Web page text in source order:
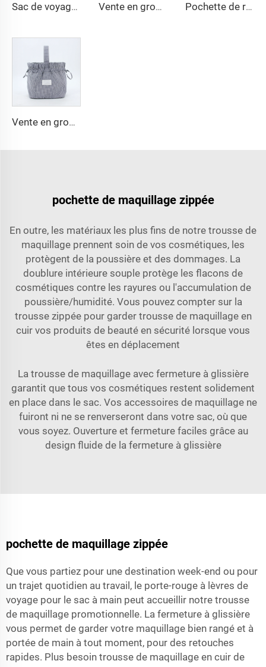
Sac de voyage personnalisable avec logo, sac étanche pour week-end, bagage cabine, sac fourre-tout pour femmes, sac de sport ou de gym pour hommes Vente en gros de sacs de plage imperméables, grande capacité, sacs de week-end, sacs de gym pour homme, sacs de voyage pour femmes, sac de voyage personnalisé unisexe Pochette de rangement en velours avec logo imprimé en relief personnalisé pour bijoux, grand sac-cadeau à cordon de serrage pour maquillage, bijoux, idée cadeau, sac de faveurs de mariage
Vente en gros d'usine – panier floral romantique à la française, pochettes pour soins de la peau, impression personnalisée du logo, mode, matière coton, fermeture éclair
pochette de maquillage zippée
En outre, les matériaux les plus fins de notre trousse de
maquillage prennent soin de vos cosmétiques, les
protègent de la poussière et des dommages. La
doublure intérieure souple protège les flacons de
cosmétiques contre les rayures ou l'accumulation de
poussière/humidité. Vous pouvez compter sur la
trousse zippée pour garder trousse de maquillage en
cuir vos produits de beauté en sécurité lorsque vous
êtes en déplacement
La trousse de maquillage avec fermeture à glissière
garantit que tous vos cosmétiques restent solidement
en place dans le sac. Vos accessoires de maquillage ne
fuiront ni ne se renverseront dans votre sac, où que
vous soyez. Ouverture et fermeture faciles grâce au
design fluide de la fermeture à glissière
pochette de maquillage zippée
Que vous partiez pour une destination week-end ou pour
un trajet quotidien au travail, le porte-rouge à lèvres de
voyage pour le sac à main peut accueillir notre trousse
de maquillage promotionnelle. La fermeture à glissière
vous permet de garder votre maquillage bien rangé et à
portée de main à tout moment, pour des retouches
rapides. Plus besoin trousse de maquillage en cuir de